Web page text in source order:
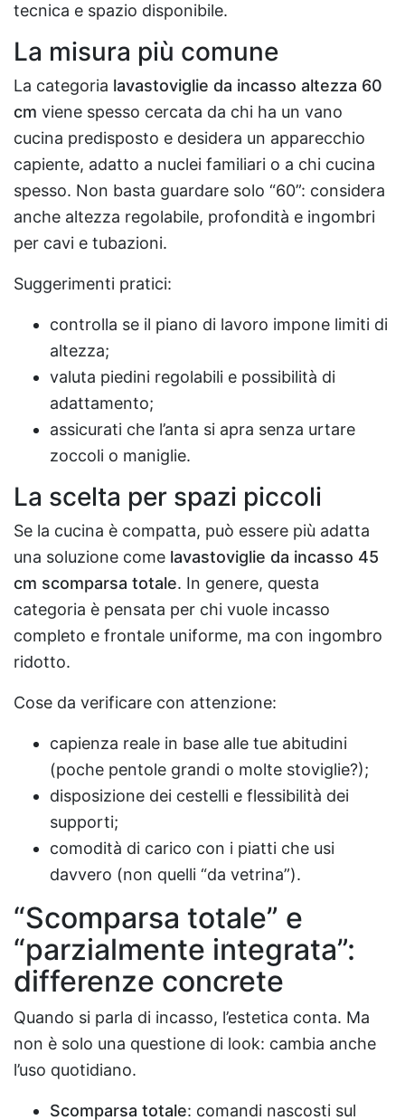
tecnica e spazio disponibile.
La misura più comune
La categoria lavastoviglie da incasso altezza 60
cm viene spesso cercata da chi ha un vano
cucina predisposto e desidera un apparecchio
capiente, adatto a nuclei familiari o a chi cucina
spesso. Non basta guardare solo “60”: considera
anche altezza regolabile, profondità e ingombri
per cavi e tubazioni.
Suggerimenti pratici:
controlla se il piano di lavoro impone limiti di
altezza;
valuta piedini regolabili e possibilità di
adattamento;
assicurati che l’anta si apra senza urtare
zoccoli o maniglie.
La scelta per spazi piccoli
Se la cucina è compatta, può essere più adatta
una soluzione come lavastoviglie da incasso 45
cm scomparsa totale. In genere, questa
categoria è pensata per chi vuole incasso
completo e frontale uniforme, ma con ingombro
ridotto.
Cose da verificare con attenzione:
capienza reale in base alle tue abitudini
(poche pentole grandi o molte stoviglie?);
disposizione dei cestelli e flessibilità dei
supporti;
comodità di carico con i piatti che usi
davvero (non quelli “da vetrina”).
“Scomparsa totale” e
“parzialmente integrata”:
differenze concrete
Quando si parla di incasso, l’estetica conta. Ma
non è solo una questione di look: cambia anche
l’uso quotidiano.
Scomparsa totale: comandi nascosti sul